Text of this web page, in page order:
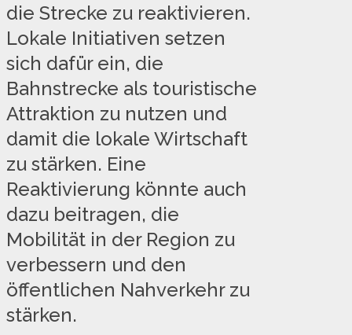
die Strecke zu reaktivieren.
Lokale Initiativen setzen
sich dafür ein, die
Bahnstrecke als touristische
Attraktion zu nutzen und
damit die lokale Wirtschaft
zu stärken. Eine
Reaktivierung könnte auch
dazu beitragen, die
Mobilität in der Region zu
verbessern und den
öffentlichen Nahverkehr zu
stärken.